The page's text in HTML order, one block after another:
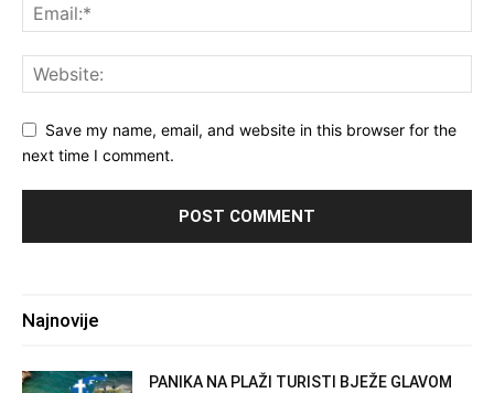
Save my name, email, and website in this browser for the
next time I comment.
Najnovije
PANIKA NA PLAŽI TURISTI BJEŽE GLAVOM